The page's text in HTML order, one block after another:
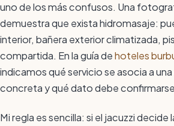
uno de los más confusos. Una
demuestra que exista hidromasaje:
interior, bañera exterior climatizada,
compartida. En la guía dehoteles
indicamos qué servicio se asocia a
concreta y qué dato debe confirmarse
Mi regla es sencilla: si el jacuzzi decide